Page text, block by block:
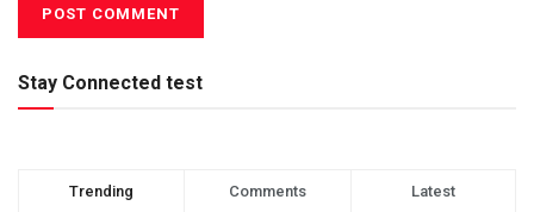
Stay Connected test
Trending Comments Latest